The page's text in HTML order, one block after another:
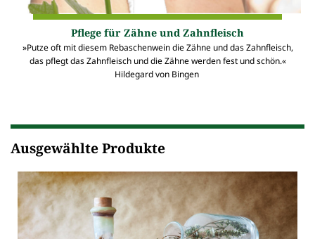
Pflege für Zähne und Zahnfleisch
»Putze oft mit diesem Rebaschenwein die Zähne und das Zahnfleisch,
das pflegt das Zahnfleisch und die Zähne werden fest und schön.«
Hildegard von Bingen
Ausgewählte Produkte